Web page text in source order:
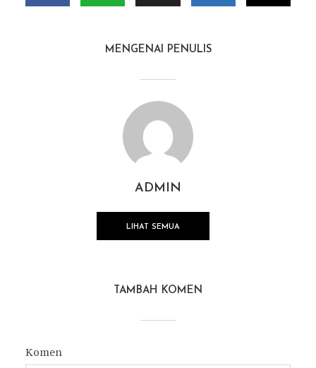
MENGENAI PENULIS
ADMIN
LIHAT SEMUA
TAMBAH KOMEN
Komen